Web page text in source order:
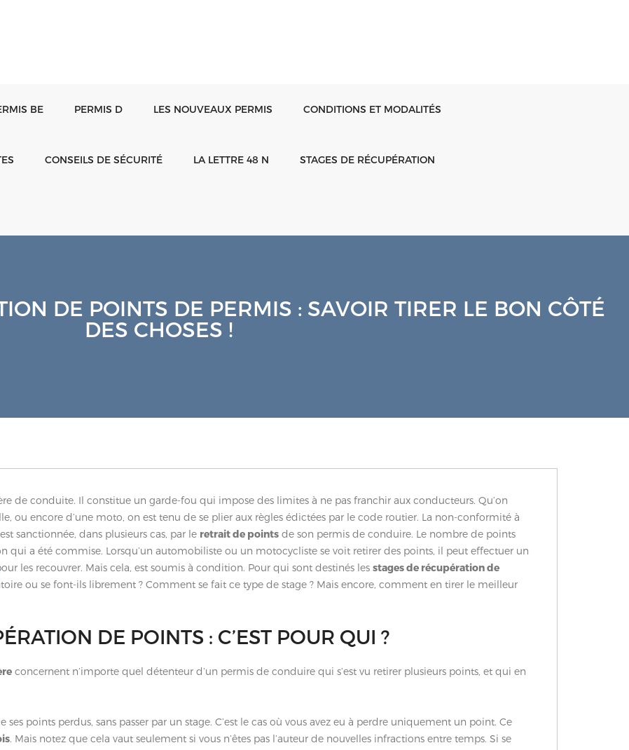
BE PERMIS D LES NOUVEAUX PERMIS CONDITIONS ET MODALITÉS
CONSEILS DE SÉCURITÉ LA LETTRE 48 N STAGES DE RÉCUPÉRATION
DE POINTS DE PERMIS : SAVOIR TIRER LE BON CÔTÉ
DES CHOSES !
de conduite. Il constitue un garde-fou qui impose des limites à ne pas franchir aux conducteurs. Qu’on
ou encore d’une moto, on est tenu de se plier aux règles édictées par le code routier. La non-conformité à
sanctionnée, dans plusieurs cas, par le retrait de points de son permis de conduire. Le nombre de points
qui a été commise. Lorsqu’un automobiliste ou un motocycliste se voit retirer des points, il peut effectuer un
les recouvrer. Mais cela, est soumis à condition. Pour qui sont destinés les stages de récupération de
ou se font-ils librement ? Comment se fait ce type de stage ? Mais encore, comment en tirer le meilleur
DE POINTS : C’EST POUR QUI ?
concernent n’importe quel détenteur d’un permis de conduire qui s’est vu retirer plusieurs points, et qui en
points perdus, sans passer par un stage. C’est le cas où vous avez eu à perdre uniquement un point. Ce
. Mais notez que cela vaut seulement si vous n’êtes pas l’auteur de nouvelles infractions entre temps. Si se